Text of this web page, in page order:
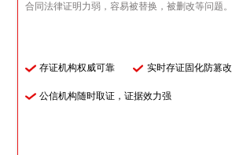
合同法律证明力弱，容易被替换，被删改等问题。
存证机构权威可靠 实时存证固化防篡改
公信机构随时取证，证据效力强